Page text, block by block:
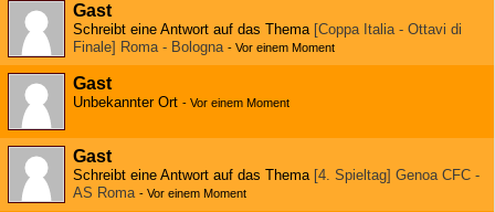
Gast
Schreibt eine Antwort auf das Thema [Coppa Italia - Ottavi di
Finale] Roma - Bologna - Vor einem Moment
Gast
Unbekannter Ort - Vor einem Moment
Gast
Schreibt eine Antwort auf das Thema [4. Spieltag] Genoa CFC -
AS Roma - Vor einem Moment